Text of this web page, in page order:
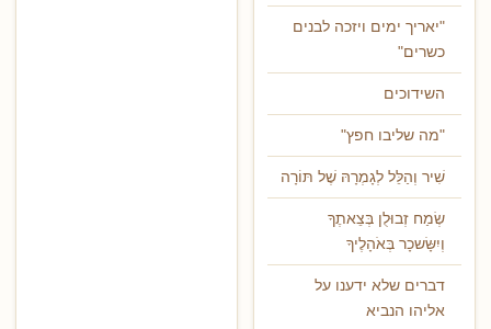
"יאריך ימים ויזכה לבנים
כשרים"
השידוכים
"מה שליבו חפץ"
שִׁיר וְהַלֵּל לְגָמְרָהּ שֶׁל תּוֹרָה
שְׂמַח זְבוּלֻן בְּצֵאתֶךָ
וְיִשָּׂשכָר בְּאֹהָלֶיךָ
דברים שלא ידענו על
אליהו הנביא